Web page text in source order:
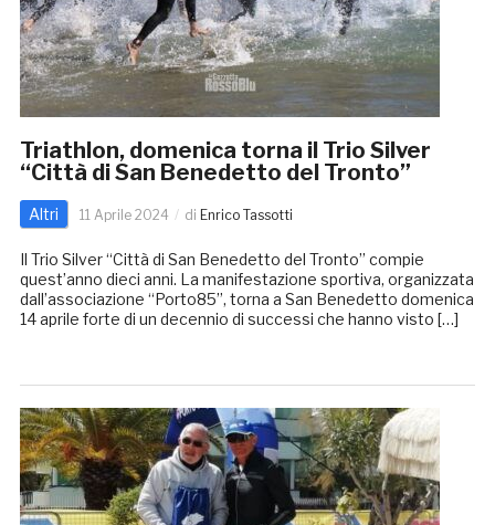
Triathlon, domenica torna il Trio Silver
“Città di San Benedetto del Tronto”
Altri 11 Aprile 2024 di Enrico Tassotti
Il Trio Silver “Città di San Benedetto del Tronto” compie
quest’anno dieci anni. La manifestazione sportiva, organizzata
dall’associazione “Porto85”, torna a San Benedetto domenica
14 aprile forte di un decennio di successi che hanno visto […]